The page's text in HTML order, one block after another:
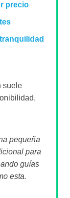
precio
suele
pequeña
para
guías
esta.